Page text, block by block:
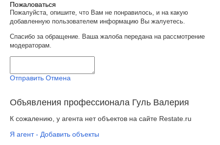
Пожаловаться
Пожалуйста, опишите, что Вам не понравилось, и на какую
добавленную пользователем информацию Вы жалуетесь.
Спасибо за обращение. Ваша жалоба передана на рассмотрение
модераторам.
Отправить Отмена
Объявления профессионала Гуль Валерия
К сожалению, у агента нет объектов на сайте Restate.ru
Я агент - Добавить объекты